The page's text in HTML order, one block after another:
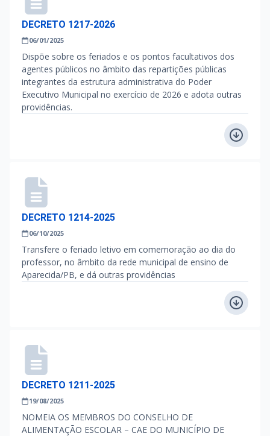
DECRETO 1217-2026
06/01/2025
Dispõe sobre os feriados e os pontos facultativos dos
agentes públicos no âmbito das repartições públicas
integrantes da estrutura administrativa do Poder
Executivo Municipal no exercício de 2026 e adota outras
providências.
DECRETO 1214-2025
06/10/2025
Transfere o feriado letivo em comemoração ao dia do
professor, no âmbito da rede municipal de ensino de
Aparecida/PB, e dá outras providências
DECRETO 1211-2025
19/08/2025
NOMEIA OS MEMBROS DO CONSELHO DE
ALIMENTAÇÃO ESCOLAR – CAE DO MUNICÍPIO DE